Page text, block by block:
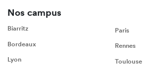
Nos campus
Biarritz
Bordeaux
Lyon
Paris
Rennes
Toulouse